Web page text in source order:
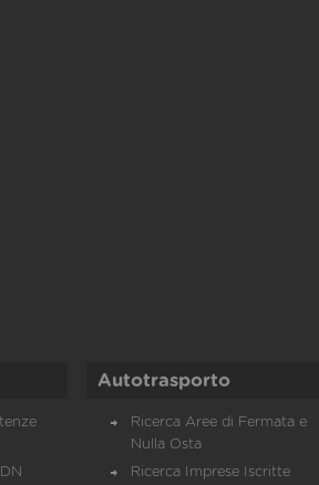
Autotrasporto
Ricerca Aree di Fermata e
Nulla Osta
Ricerca Imprese Iscritte